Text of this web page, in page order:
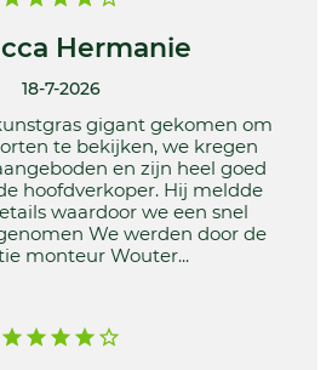
Hermanie
18-7-2026
gigant gekomen om
te bekijken, we kregen
en zijn heel goed
hoofdverkoper. Hij meldde
waardoor we een snel
We werden door de
monteur Wouter...